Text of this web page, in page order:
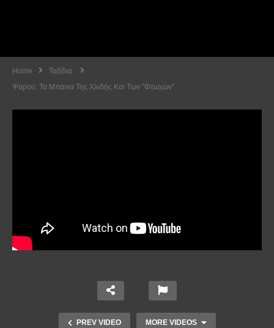
Home
Ταξίδια
Ψαρού: Τα Μπάνια Της Χλιδής Και Των "φτωχών"
PREV VIDEO MORE VIDEOS